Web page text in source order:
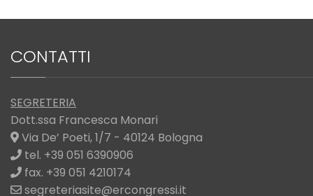
CONTATTI
SEGRETERIA
Dott.ssa Francesca Monari
Via De’ Poeti, 1/7 - 40124 Bologna
tel. +39 051 6390906
fax. +39 051 4210174
segreteriasite@ercongressi.it